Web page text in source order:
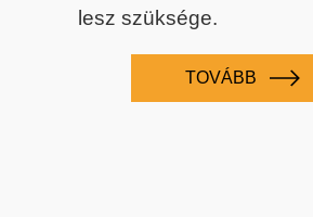
lesz szüksége.
TOVÁBB